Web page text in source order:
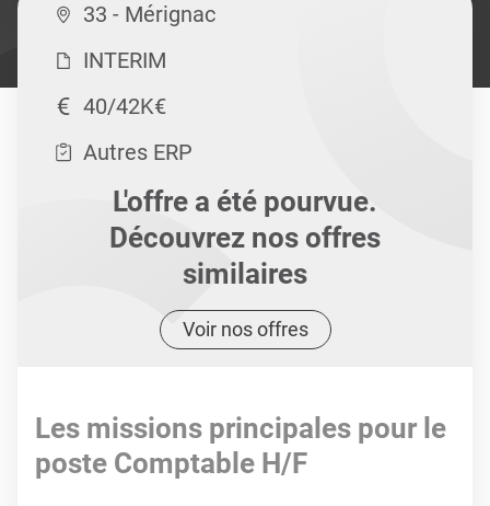
33 - Mérignac
INTERIM
40/42K€
Autres ERP
L'offre a été pourvue.
Découvrez nos offres
similaires
Voir nos offres
Les missions principales pour le
poste Comptable H/F